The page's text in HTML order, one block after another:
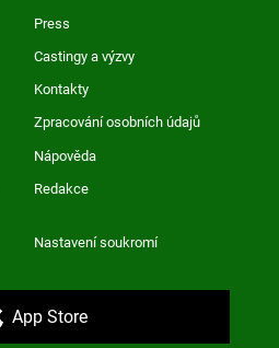
Press
Castingy a výzvy
Kontakty
Zpracování osobních údajů
Nápověda
Redakce
Nastavení soukromí
App Store